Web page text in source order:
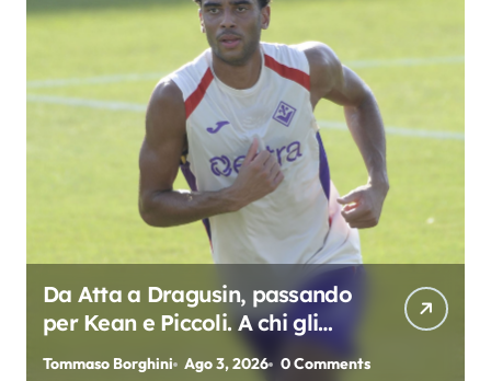
Da Atta a Dragusin, passando
per Kean e Piccoli. A chi gli
oscar del precampionato?
Tommaso Borghini Ago 3, 2026 0 Comments